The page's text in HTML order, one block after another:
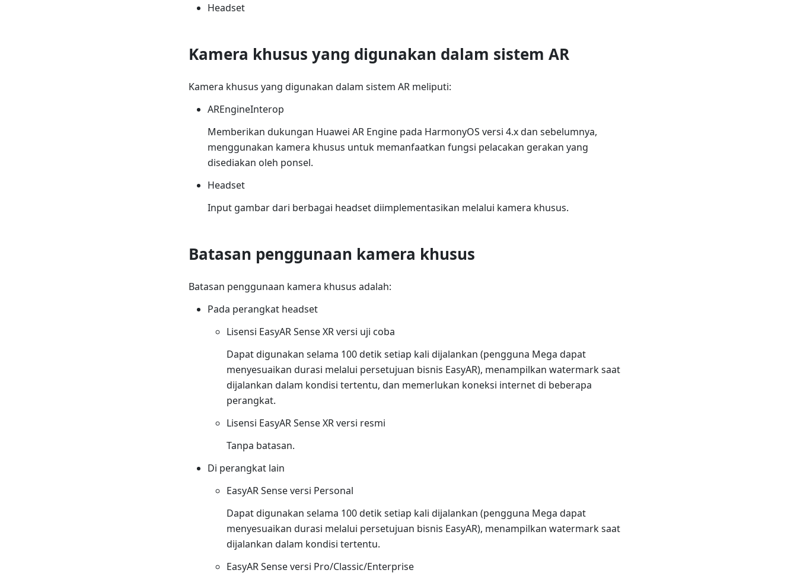
Headset
Kamera khusus yang digunakan dalam sistem AR
Kamera khusus yang digunakan dalam sistem AR meliputi:
AREngineInterop
Memberikan dukungan Huawei AR Engine pada HarmonyOS versi 4.x dan sebelumnya,
menggunakan kamera khusus untuk memanfaatkan fungsi pelacakan gerakan yang
disediakan oleh ponsel.
Headset
Input gambar dari berbagai headset diimplementasikan melalui kamera khusus.
Batasan penggunaan kamera khusus
Batasan penggunaan kamera khusus adalah:
Pada perangkat headset
Lisensi EasyAR Sense XR versi uji coba
Dapat digunakan selama 100 detik setiap kali dijalankan (pengguna Mega dapat
menyesuaikan durasi melalui persetujuan bisnis EasyAR), menampilkan watermark saat
dijalankan dalam kondisi tertentu, dan memerlukan koneksi internet di beberapa
perangkat.
Lisensi EasyAR Sense XR versi resmi
Tanpa batasan.
Di perangkat lain
EasyAR Sense versi Personal
Dapat digunakan selama 100 detik setiap kali dijalankan (pengguna Mega dapat
menyesuaikan durasi melalui persetujuan bisnis EasyAR), menampilkan watermark saat
dijalankan dalam kondisi tertentu.
EasyAR Sense versi Pro/Classic/Enterprise